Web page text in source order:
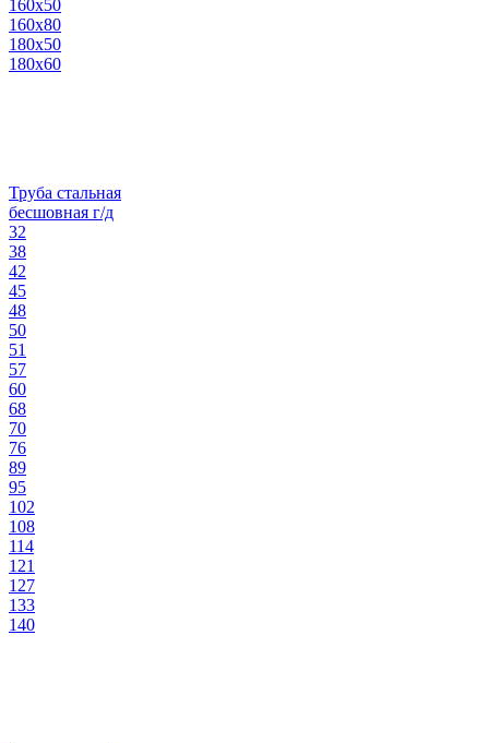
160х50
160х80
180х50
180х60
Труба стальная
бесшовная г/д
32
38
42
45
48
50
51
57
60
68
70
76
89
95
102
108
114
121
127
133
140